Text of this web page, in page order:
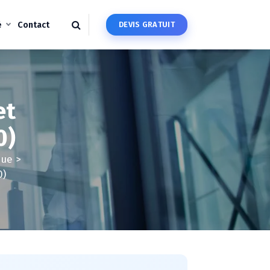
Contact DEVIS GRATUIT
>